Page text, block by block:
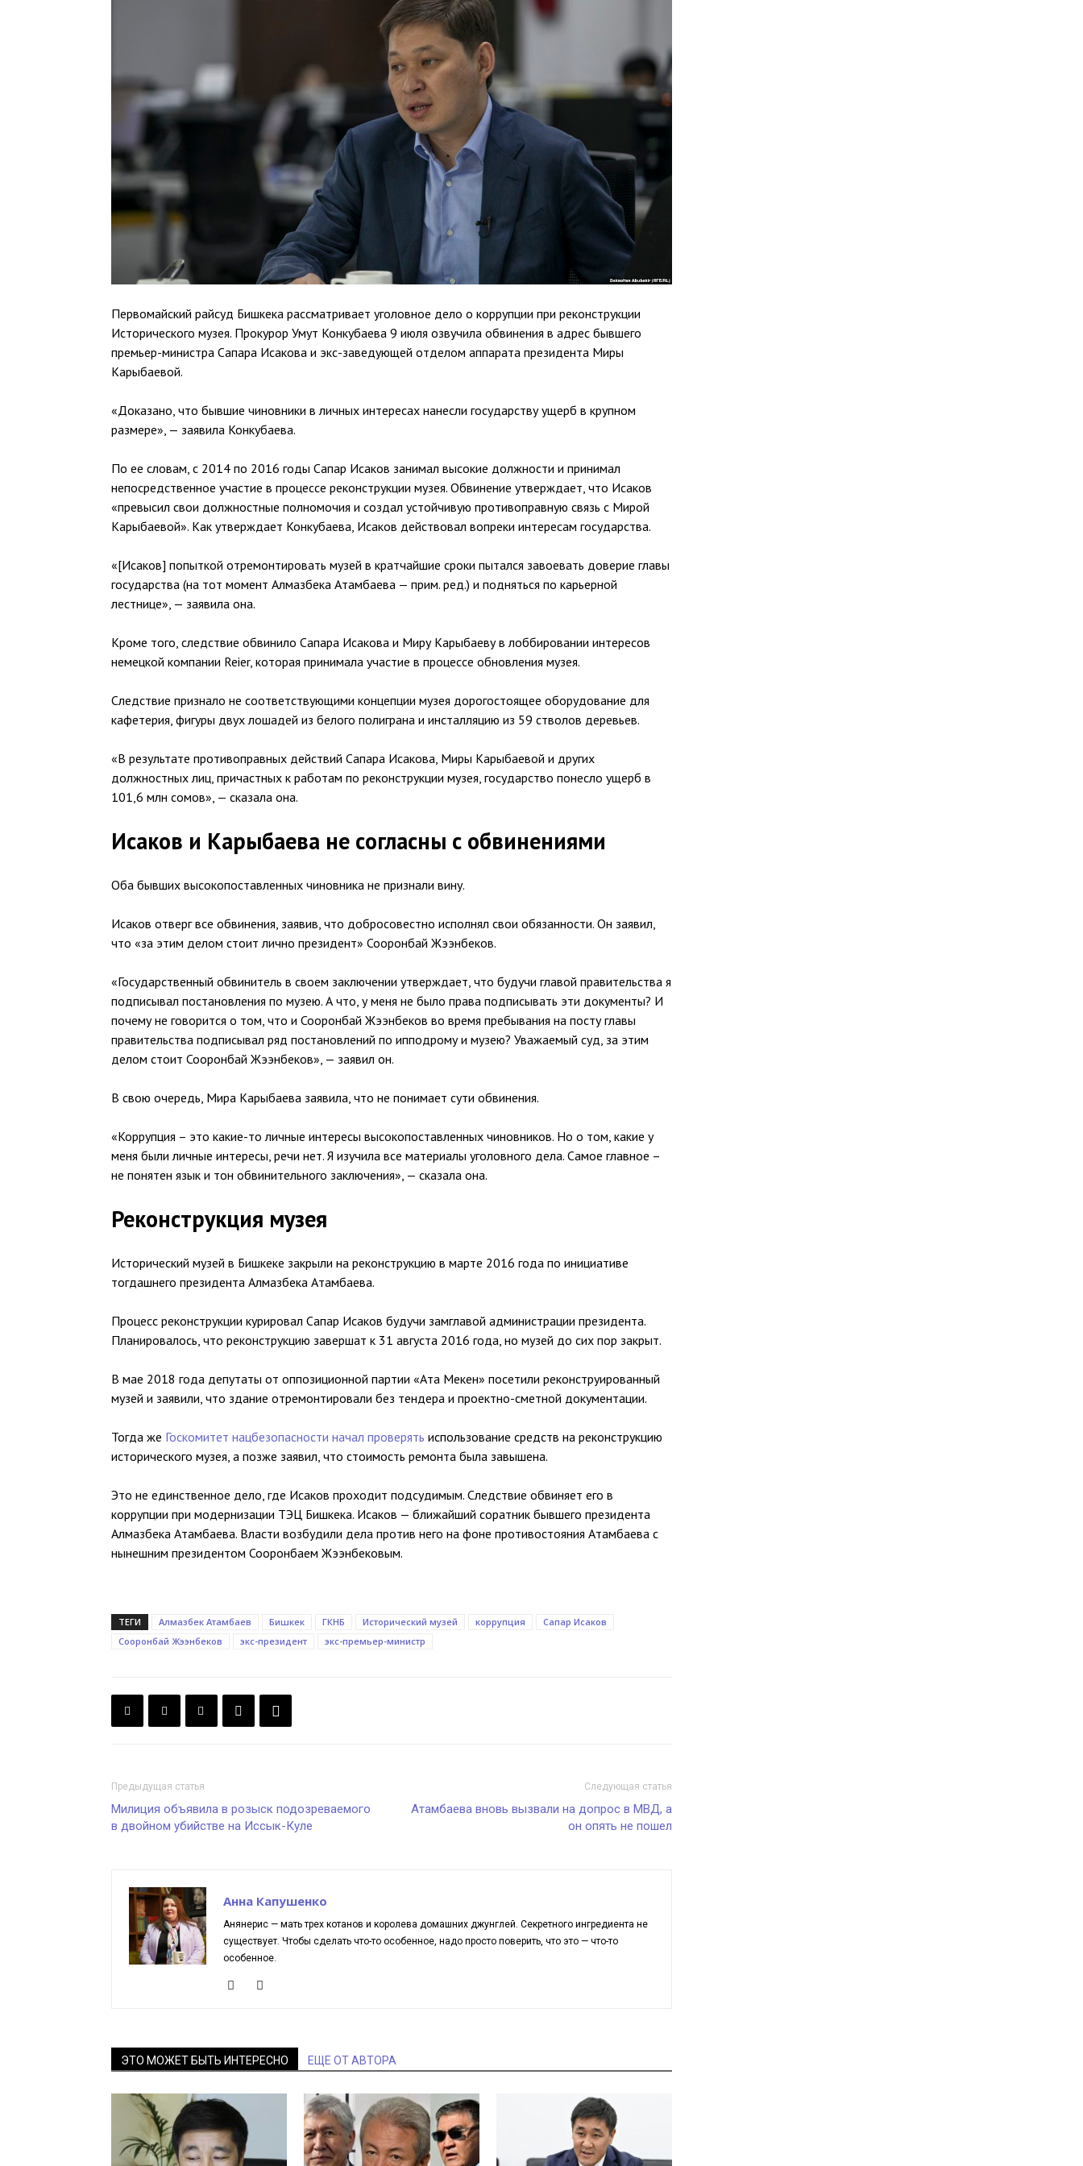
Первомайский райсуд Бишкека рассматривает уголовное дело о коррупции при реконструкции
Исторического музея. Прокурор Умут Конкубаева 9 июля озвучила обвинения в адрес бывшего
премьер-министра Сапара Исакова и экс-заведующей отделом аппарата президента Миры
Карыбаевой.
«Доказано, что бывшие чиновники в личных интересах нанесли государству ущерб в крупном
размере», — заявила Конкубаева.
По ее словам, с 2014 по 2016 годы Сапар Исаков занимал высокие должности и принимал
непосредственное участие в процессе реконструкции музея. Обвинение утверждает, что Исаков
«превысил свои должностные полномочия и создал устойчивую противоправную связь с Мирой
Карыбаевой». Как утверждает Конкубаева, Исаков действовал вопреки интересам государства.
«[Исаков] попыткой отремонтировать музей в кратчайшие сроки пытался завоевать доверие главы
государства (на тот момент Алмазбека Атамбаева — прим. ред.) и подняться по карьерной
лестнице», — заявила она.
Кроме того, следствие обвинило Сапара Исакова и Миру Карыбаеву в лоббировании интересов
немецкой компании Reier, которая принимала участие в процессе обновления музея.
Следствие признало не соответствующими концепции музея дорогостоящее оборудование для
кафетерия, фигуры двух лошадей из белого полиграна и инсталляцию из 59 стволов деревьев.
«В результате противоправных действий Сапара Исакова, Миры Карыбаевой и других
должностных лиц, причастных к работам по реконструкции музея, государство понесло ущерб в
101,6 млн сомов», — сказала она.
Исаков и Карыбаева не согласны с обвинениями
Оба бывших высокопоставленных чиновника не признали вину.
Исаков отверг все обвинения, заявив, что добросовестно исполнял свои обязанности. Он заявил,
что «за этим делом стоит лично президент» Сооронбай Жээнбеков.
«Государственный обвинитель в своем заключении утверждает, что будучи главой правительства я
подписывал постановления по музею. А что, у меня не было права подписывать эти документы? И
почему не говорится о том, что и Сооронбай Жээнбеков во время пребывания на посту главы
правительства подписывал ряд постановлений по ипподрому и музею? Уважаемый суд, за этим
делом стоит Сооронбай Жээнбеков», — заявил он.
В свою очередь, Мира Карыбаева заявила, что не понимает сути обвинения.
«Коррупция – это какие-то личные интересы высокопоставленных чиновников. Но о том, какие у
меня были личные интересы, речи нет. Я изучила все материалы уголовного дела. Самое главное –
не понятен язык и тон обвинительного заключения», — сказала она.
Реконструкция музея
Исторический музей в Бишкеке закрыли на реконструкцию в марте 2016 года по инициативе
тогдашнего президента Алмазбека Атамбаева.
Процесс реконструкции курировал Сапар Исаков будучи замглавой администрации президента.
Планировалось, что реконструкцию завершат к 31 августа 2016 года, но музей до сих пор закрыт.
В мае 2018 года депутаты от оппозиционной партии «Ата Мекен» посетили реконструированный
музей и заявили, что здание отремонтировали без тендера и проектно-сметной документации.
Тогда же Госкомитет нацбезопасности начал проверять использование средств на реконструкцию
исторического музея, а позже заявил, что стоимость ремонта была завышена.
Это не единственное дело, где Исаков проходит подсудимым. Следствие обвиняет его в
коррупции при модернизации ТЭЦ Бишкека. Исаков — ближайший соратник бывшего президента
Алмазбека Атамбаева. Власти возбудили дела против него на фоне противостояния Атамбаева с
нынешним президентом Сооронбаем Жээнбековым.
ТЕГИ Алмазбек Атамбаев Бишкек ГКНБ Исторический музей коррупция
Сапар Исаков
Сооронбай Жээнбеков
экс-президент экс-премьер-министр
Предыдущая статья
Милиция объявила в розыск подозреваемого
в двойном убийстве на Иссык-Куле
Следующая статья
Атамбаева вновь вызвали на допрос в МВД, а
он опять не пошел
Анна Капушенко
Анянерис — мать трех котанов и королева домашних джунглей. Секретного ингредиента не
существует. Чтобы сделать что-то особенное, надо просто поверить, что это — что-то
особенное.
ЭТО МОЖЕТ БЫТЬ ИНТЕРЕСНО ЕЩЕ ОТ АВТОРА